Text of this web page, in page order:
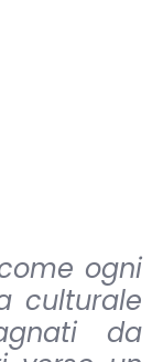
ogni
culturale
da